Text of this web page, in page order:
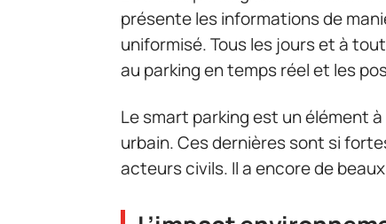
présente les informations de
uniformisé. Tous les jours et à
au parking en temps réel et les
Le smart parking est un élément
urbain. Ces dernières sont si
acteurs civils. Il a encore de